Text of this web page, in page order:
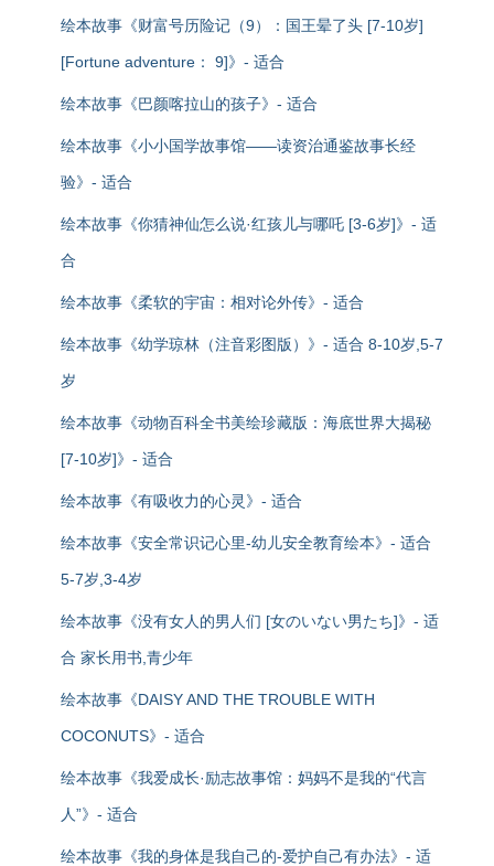
绘本故事《财富号历险记（9）：国王晕了头 [7-10岁]
[Fortune adventure： 9]》- 适合
绘本故事《巴颜喀拉山的孩子》- 适合
绘本故事《小小国学故事馆——读资治通鉴故事长经
验》- 适合
绘本故事《你猜神仙怎么说·红孩儿与哪吒 [3-6岁]》- 适
合
绘本故事《柔软的宇宙：相对论外传》- 适合
绘本故事《幼学琼林（注音彩图版）》- 适合 8-10岁,5-7
岁
绘本故事《动物百科全书美绘珍藏版：海底世界大揭秘
[7-10岁]》- 适合
绘本故事《有吸收力的心灵》- 适合
绘本故事《安全常识记心里-幼儿安全教育绘本》- 适合
5-7岁,3-4岁
绘本故事《没有女人的男人们 [女のいない男たち]》- 适
合 家长用书,青少年
绘本故事《DAISY AND THE TROUBLE WITH
COCONUTS》- 适合
绘本故事《我爱成长·励志故事馆：妈妈不是我的“代言
人”》- 适合
绘本故事《我的身体是我自己的-爱护自己有办法》- 适